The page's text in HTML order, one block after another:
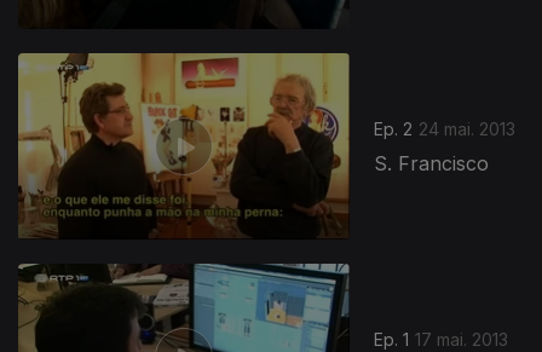
Ep. 2 24 mai. 2013
S. Francisco
Ep. 1 17 mai. 2013
123649